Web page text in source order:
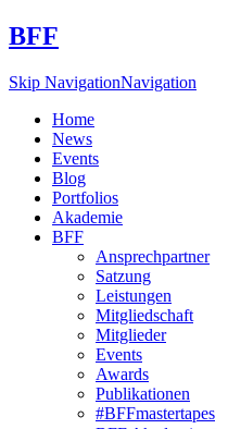
BFF
Skip NavigationNavigation
Home
News
Events
Blog
Portfolios
Akademie
BFF
Ansprechpartner
Satzung
Leistungen
Mitgliedschaft
Mitglieder
Events
Awards
Publikationen
#BFFmastertapes